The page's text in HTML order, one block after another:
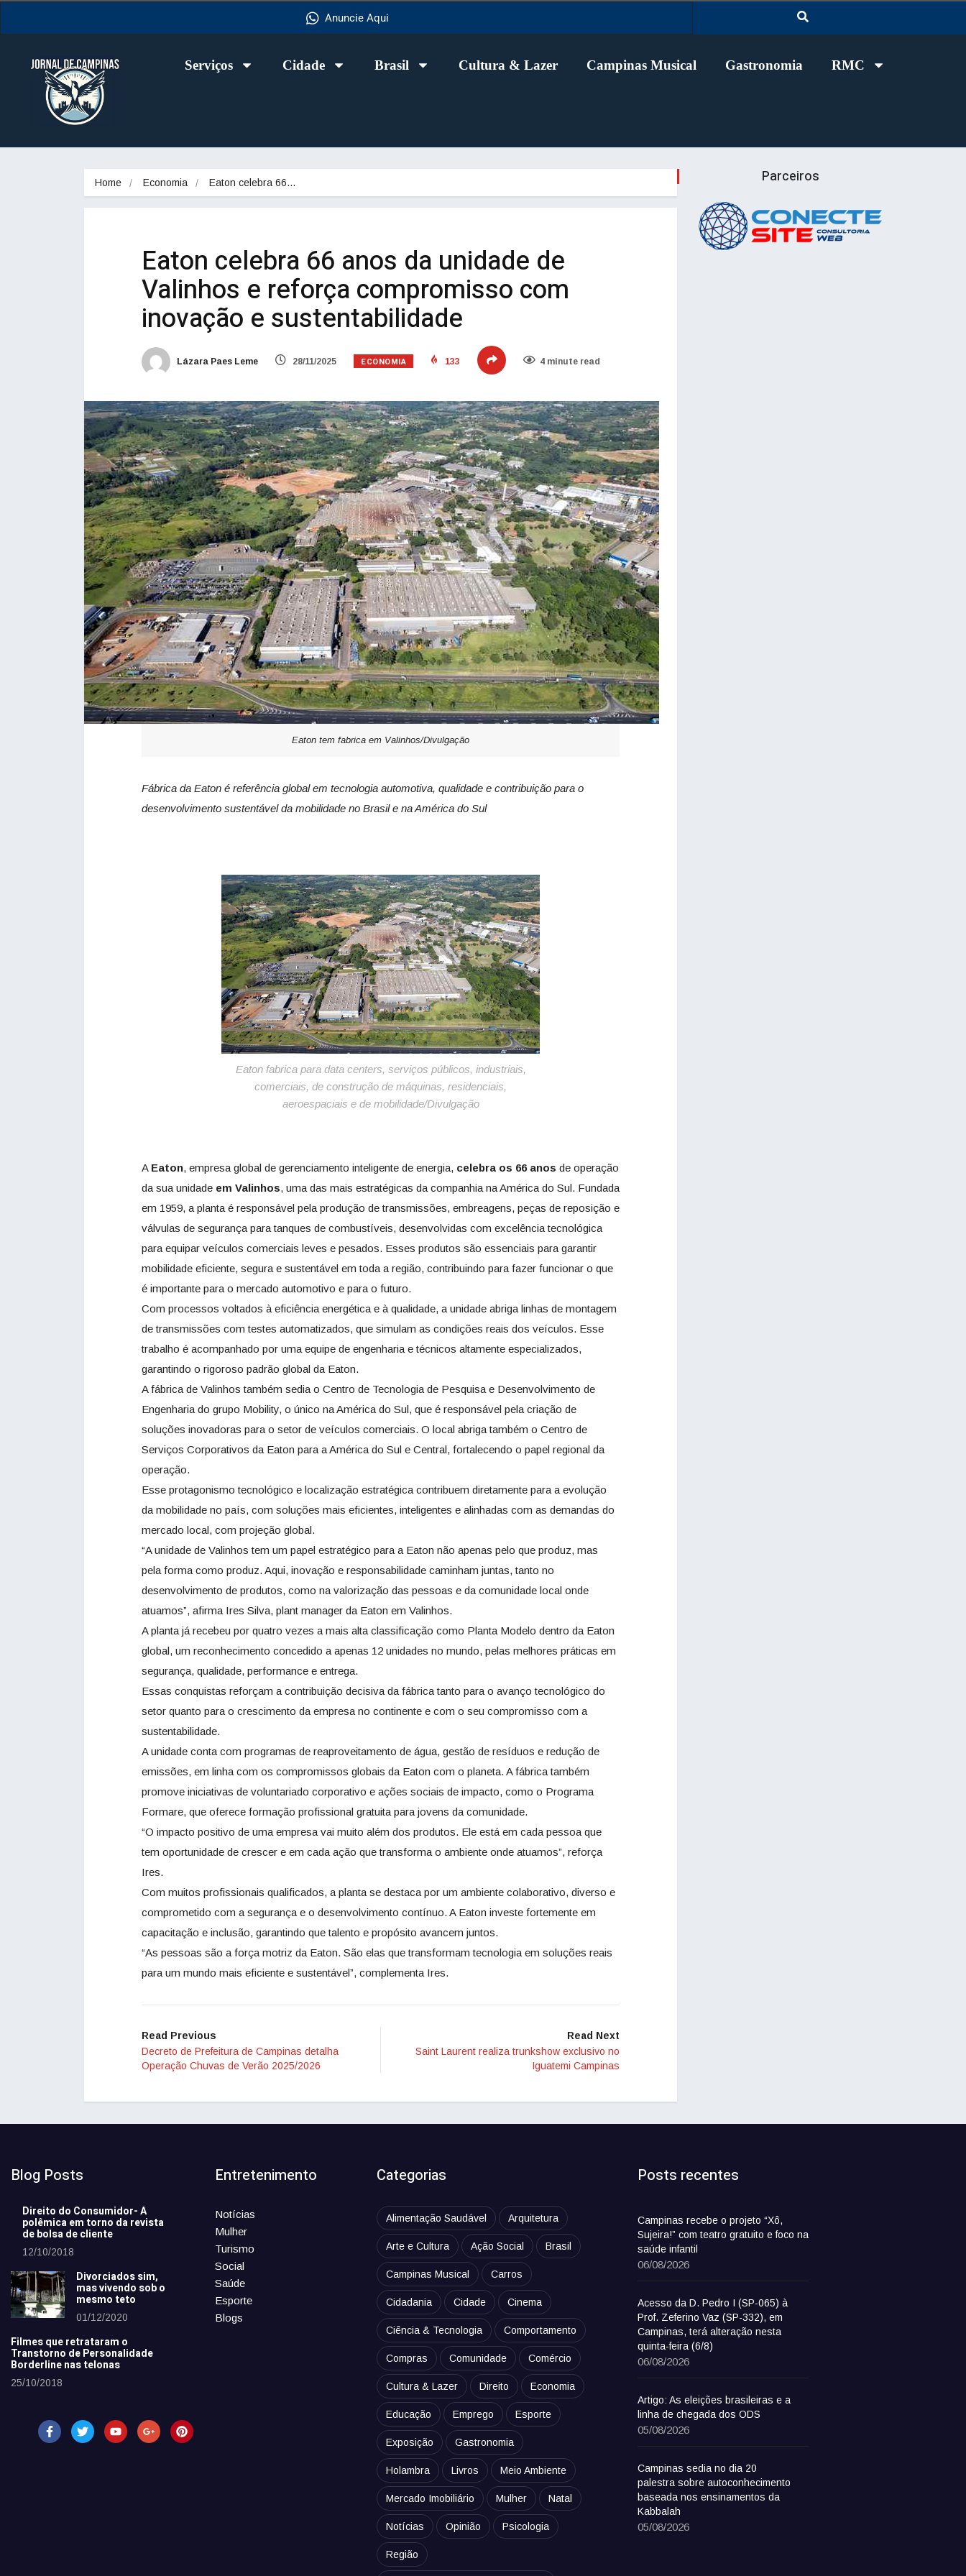
Anuncie Aqui
Serviços Cidade Brasil Cultura & Lazer Campinas Musical Gastronomia RMC
Home Economia Eaton celebra 66…
Eaton celebra 66 anos da unidade de
Valinhos e reforça compromisso com
inovação e sustentabilidade
Lázara Paes Leme 28/11/2025 ECONOMIA 133 4 minute read
Eaton tem fabrica em Valinhos/Divulgação
Fábrica da Eaton é referência global em tecnologia automotiva, qualidade e contribuição para o
desenvolvimento sustentável da mobilidade no Brasil e na América do Sul
Eaton fabrica para data centers, serviços públicos, industriais,
comerciais, de construção de máquinas, residenciais,
aeroespaciais e de mobilidade/Divulgação
A Eaton, empresa global de gerenciamento inteligente de energia, celebra os 66 anos de operação
da sua unidade em Valinhos, uma das mais estratégicas da companhia na América do Sul. Fundada
em 1959, a planta é responsável pela produção de transmissões, embreagens, peças de reposição e
válvulas de segurança para tanques de combustíveis, desenvolvidas com excelência tecnológica
para equipar veículos comerciais leves e pesados. Esses produtos são essenciais para garantir
mobilidade eficiente, segura e sustentável em toda a região, contribuindo para fazer funcionar o que
é importante para o mercado automotivo e para o futuro.
Com processos voltados à eficiência energética e à qualidade, a unidade abriga linhas de montagem
de transmissões com testes automatizados, que simulam as condições reais dos veículos. Esse
trabalho é acompanhado por uma equipe de engenharia e técnicos altamente especializados,
garantindo o rigoroso padrão global da Eaton.
A fábrica de Valinhos também sedia o Centro de Tecnologia de Pesquisa e Desenvolvimento de
Engenharia do grupo Mobility, o único na América do Sul, que é responsável pela criação de
soluções inovadoras para o setor de veículos comerciais. O local abriga também o Centro de
Serviços Corporativos da Eaton para a América do Sul e Central, fortalecendo o papel regional da
operação.
Esse protagonismo tecnológico e localização estratégica contribuem diretamente para a evolução
da mobilidade no país, com soluções mais eficientes, inteligentes e alinhadas com as demandas do
mercado local, com projeção global.
“A unidade de Valinhos tem um papel estratégico para a Eaton não apenas pelo que produz, mas
pela forma como produz. Aqui, inovação e responsabilidade caminham juntas, tanto no
desenvolvimento de produtos, como na valorização das pessoas e da comunidade local onde
atuamos”, afirma Ires Silva, plant manager da Eaton em Valinhos.
A planta já recebeu por quatro vezes a mais alta classificação como Planta Modelo dentro da Eaton
global, um reconhecimento concedido a apenas 12 unidades no mundo, pelas melhores práticas em
segurança, qualidade, performance e entrega.
Essas conquistas reforçam a contribuição decisiva da fábrica tanto para o avanço tecnológico do
setor quanto para o crescimento da empresa no continente e com o seu compromisso com a
sustentabilidade.
A unidade conta com programas de reaproveitamento de água, gestão de resíduos e redução de
emissões, em linha com os compromissos globais da Eaton com o planeta. A fábrica também
promove iniciativas de voluntariado corporativo e ações sociais de impacto, como o Programa
Formare, que oferece formação profissional gratuita para jovens da comunidade.
“O impacto positivo de uma empresa vai muito além dos produtos. Ele está em cada pessoa que
tem oportunidade de crescer e em cada ação que transforma o ambiente onde atuamos”, reforça
Ires.
Com muitos profissionais qualificados, a planta se destaca por um ambiente colaborativo, diverso e
comprometido com a segurança e o desenvolvimento contínuo. A Eaton investe fortemente em
capacitação e inclusão, garantindo que talento e propósito avancem juntos.
“As pessoas são a força motriz da Eaton. São elas que transformam tecnologia em soluções reais
para um mundo mais eficiente e sustentável”, complementa Ires.
Read Previous
Decreto de Prefeitura de Campinas detalha
Operação Chuvas de Verão 2025/2026
Read Next
Saint Laurent realiza trunkshow exclusivo no
Iguatemi Campinas
Parceiros
Blog Posts
Direito do Consumidor- A
polêmica em torno da revista
de bolsa de cliente
12/10/2018
Divorciados sim,
mas vivendo sob o
mesmo teto
01/12/2020
Filmes que retrataram o
Transtorno de Personalidade
Borderline nas telonas
25/10/2018
Entretenimento
Notícias
Mulher
Turismo
Social
Saúde
Esporte
Blogs
Categorias
Alimentação Saudável Arquitetura
Arte e Cultura Ação Social Brasil
Campinas Musical Carros
Cidadania Cidade Cinema
Ciência & Tecnologia Comportamento
Compras Comunidade Comércio
Cultura & Lazer Direito Economia
Educação Emprego Esporte
Exposição Gastronomia
Holambra Livros Meio Ambiente
Mercado Imobiliário Mulher Natal
Notícias Opinião Psicologia
Região
Posts recentes
Campinas recebe o projeto “Xô,
Sujeira!” com teatro gratuito e foco na
saúde infantil
06/08/2026
Acesso da D. Pedro I (SP-065) à
Prof. Zeferino Vaz (SP-332), em
Campinas, terá alteração nesta
quinta-feira (6/8)
06/08/2026
Artigo: As eleições brasileiras e a
linha de chegada dos ODS
05/08/2026
Campinas sedia no dia 20
palestra sobre autoconhecimento
baseada nos ensinamentos da
Kabbalah
05/08/2026